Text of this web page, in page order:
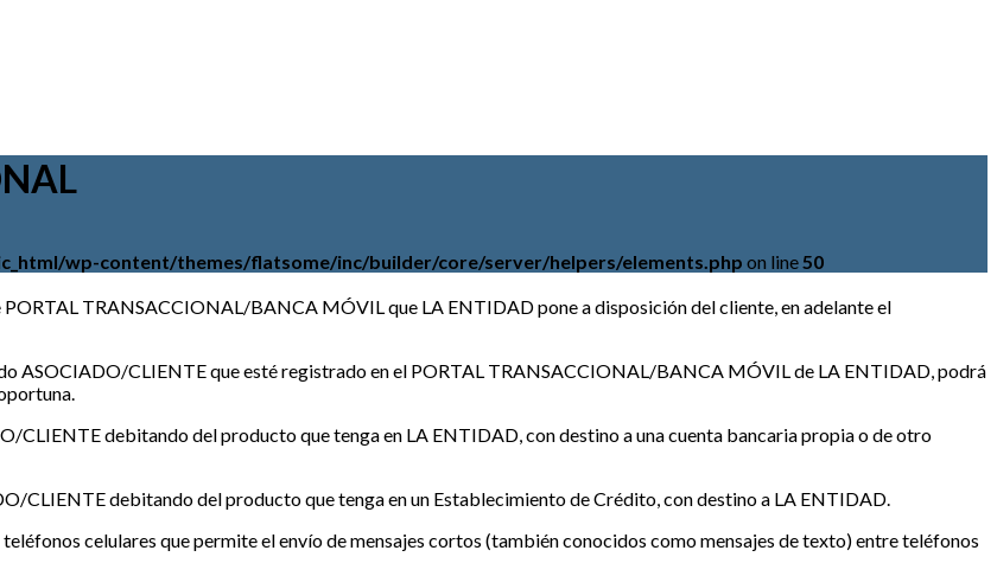
wp-content/themes/flatsome/inc/builder/core/server/helpers/elements.php on line50
TRANSACCIONAL/BANCA MÓVIL que LA ENTIDAD pone a disposición del cliente, en adelante el
ASOCIADO/CLIENTE que esté registrado en el PORTAL TRANSACCIONAL/BANCA MÓVIL de LA ENTIDAD, podrá
CLIENTE debitando del producto que tenga en LA ENTIDAD, con destino a una cuenta bancaria propia o de otro
CLIENTE debitando del producto que tenga en un Establecimiento de Crédito, con destino a LA ENTIDAD.
celulares que permite el envío de mensajes cortos (también conocidos como mensajes de texto) entre teléfonos